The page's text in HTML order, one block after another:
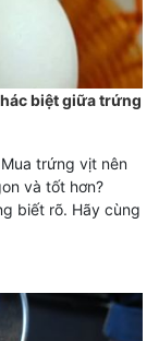
biệt giữa trứng
trứng vịt nên
và tốt hơn?
biết rõ. Hãy cùng